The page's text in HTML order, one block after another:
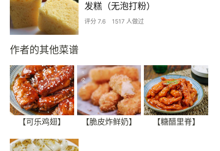
发糕（无泡打粉）
评分 7.6 1517 人做过
作者的其他菜谱
【可乐鸡翅】 【脆皮炸鲜奶】 【糖醋里脊】